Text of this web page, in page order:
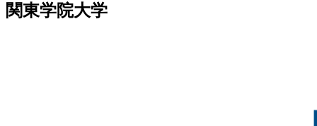
関東学院大学